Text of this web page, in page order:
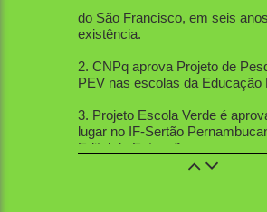
existência.
PEV nas escolas da Educação
lugar no IF-Sertão
Edital de Extensão.
4. PEV aprovou 12 trabalhos na